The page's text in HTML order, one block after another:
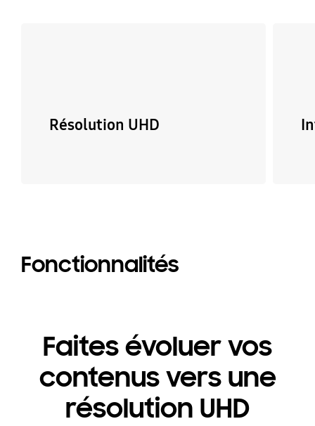
Résolution UHD
Fonctionnalités
Faites évoluer vos
contenus vers une
résolution UHD